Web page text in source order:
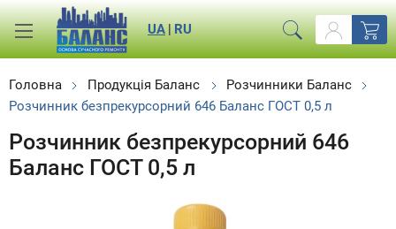
RU
|
UA
Головна Продукція Баланс
Розчинники Баланс
Розчинник безпрекурсорний 646 Баланс ГОСТ 0,5 л
Розчинник безпрекурсорний 646
Баланс ГОСТ 0,5 л